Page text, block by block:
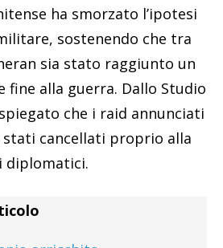
ha smorzato l’ipotesi
sostenendo che tra
sia stato raggiunto un
fine alla guerra. Dallo Studio
che i raid annunciati
cancellati proprio alla
diplomatici.